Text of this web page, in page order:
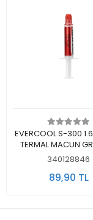
Sepete
EVERCOOL S-300
TERMAL MACUN
340128846
89,90 TL